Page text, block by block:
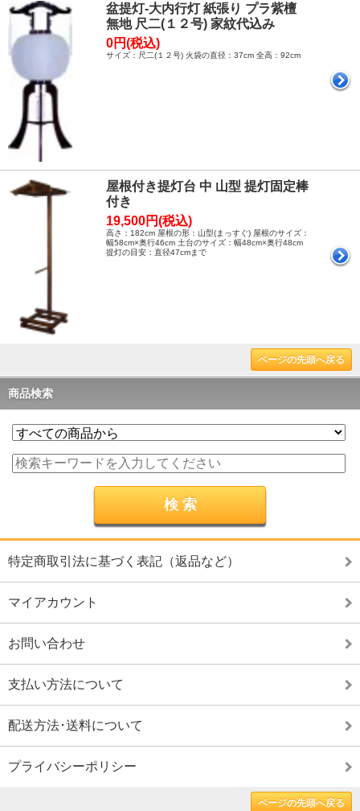
盆提灯-大内行灯 紙張り プラ紫檀
無地 尺二(１２号) 家紋代込み
0円(税込)
サイズ：尺二(１２号) 火袋の直径：37cm 全高：92cm
屋根付き提灯台 中 山型 提灯固定棒
付き
19,500円(税込)
高さ：182cm 屋根の形：山型(まっすぐ) 屋根のサイズ：
幅58cm×奥行46cm 土台のサイズ：幅48cm×奥行48cm
提灯の目安：直径47cmまで
ページの先頭へ戻る
商品検索
特定商取引法に基づく表記（返品など）
マイアカウント
お問い合わせ
支払い方法について
配送方法･送料について
プライバシーポリシー
ページの先頭へ戻る